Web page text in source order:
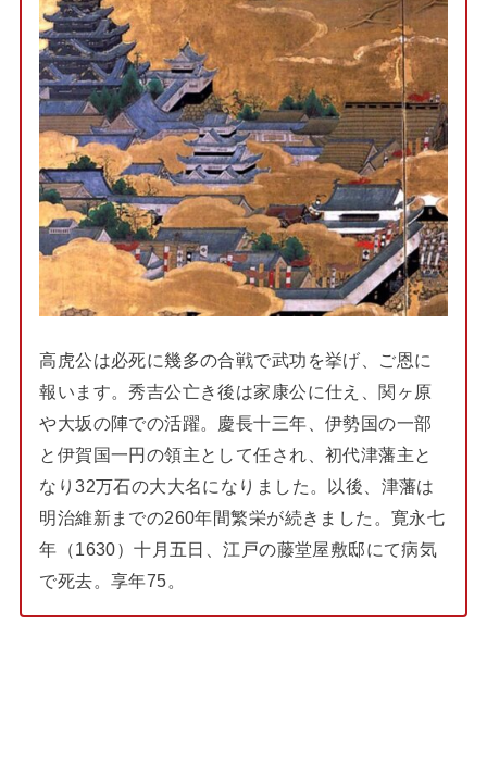
高虎公は必死に幾多の合戦で武功を挙げ、ご恩に
報います。秀吉公亡き後は家康公に仕え、関ヶ原
や大坂の陣での活躍。慶長十三年、伊勢国の一部
と伊賀国一円の領主として任され、初代津藩主と
なり32万石の大大名になりました。以後、津藩は
明治維新までの260年間繁栄が続きました。寛永七
年（1630）十月五日、江戸の藤堂屋敷邸にて病気
で死去。享年75。